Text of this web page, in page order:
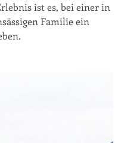
ist es, bei einer in
Familie ein